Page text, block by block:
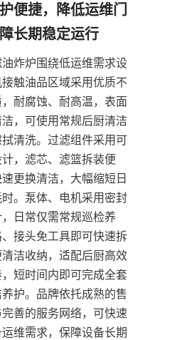
便捷，降低运维门
长期稳定运行
炸炉围绕低运维需求设
触油品区域采用优质不
耐腐蚀、耐高温，表面
，可使用常规后厨清洁
清洗。过滤组件采用可
，滤芯、滤篮拆装便
更换清洁，大幅缩短日
。泵体、电机采用密封
日常仅需常规巡检养
接头免工具即可快速拆
洁收纳，适配后厨高效
短时间内即可完成全套
护。品牌依托成熟的售
善的服务网络，可快速
维需求，保障设备长期